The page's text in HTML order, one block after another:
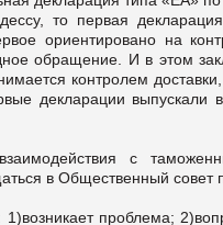
то первая
ориентировано на
обращение. И в этом
контролем
декларации выпускали
с
в Общественный совет
проблема;